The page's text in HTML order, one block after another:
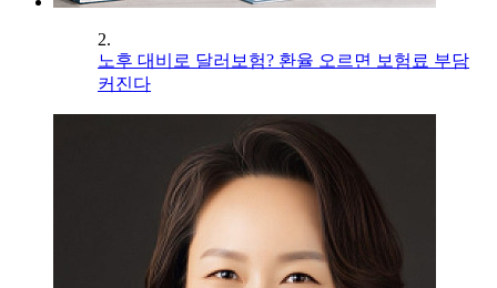
2.
노후 대비로 달러보험? 환율 오르면 보험료 부담
커진다